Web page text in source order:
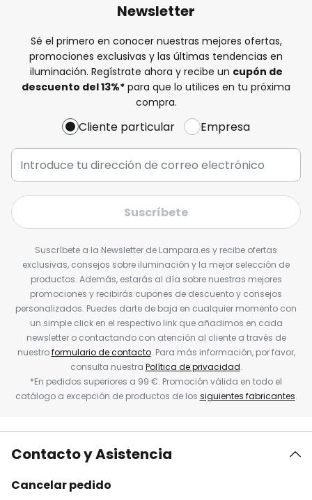
Newsletter
Sé el primero en conocer nuestras mejores ofertas,
promociones exclusivas y las últimas tendencias en
iluminación. Regístrate ahora y recibe un cupón de
descuento del13%* para que lo utilices en tu próxima
compra.
Cliente particular Empresa
Suscríbete
Suscríbete a la Newsletter de Lampara.es y recibe ofertas
exclusivas, consejos sobre iluminación y la mejor selección de
productos. Además, estarás al día sobre nuestras mejores
promociones y recibirás cupones de descuento y consejos
personalizados. Puedes darte de baja en cualquier momento con
un simple click en el respectivo link que añadimos en cada
newsletter o contactando con atención al cliente a través de
nuestroformulario de contacto. Para más información, por favor,
consulta nuestra Política de privacidad.
*En pedidos superiores a 99 €. Promoción válida en todo el
catálogo a excepción de productos de los siguientes fabricantes.
Contacto y Asistencia
Cancelar pedido